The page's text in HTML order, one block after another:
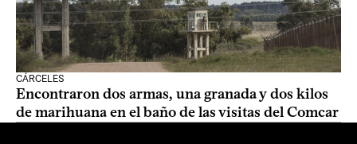
CÁRCELES
Encontraron dos armas, una granada y dos kilos
de marihuana en el baño de las visitas del Comcar